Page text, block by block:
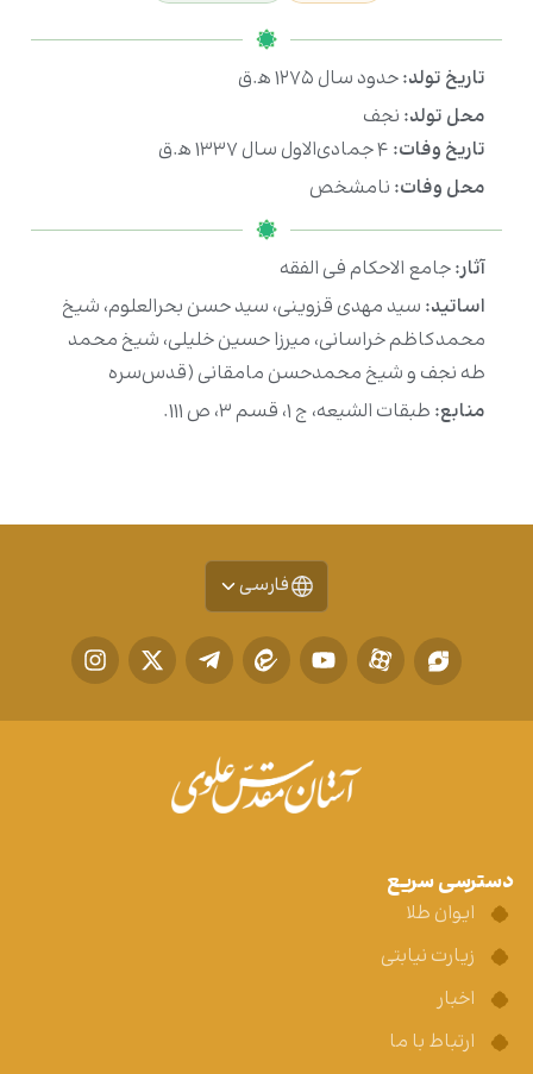
تاریخ تولد:حدود سال ۱۲۷۵ ه‍.ق
محل تولد: نجف
تاریخ وفات: ۴ جمادی‌الاول سال ۱۳۳۷ ه‍.ق
محل وفات: نامشخص
آثار:جامع الاحکام فی الفقه
اساتید: سید مهدی قزوینی، سید حسن بحرالعلوم، شیخ
محمدکاظم خراسانی، میرزا حسین خلیلی، شیخ محمد
طه نجف و شیخ محمدحسن مامقانی (قدس‌سره
منابع: طبقات الشیعه، ج ۱، قسم ۳، ص ۱۱۱.
فارسی
دسترسی سریع
ایوان طلا
زیارت نیابتی
اخبار
ارتباط با ما